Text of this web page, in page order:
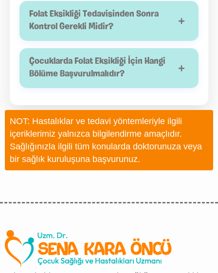
önemlidir.
önerisi doğrultusunda spor yapabilir. Ancak ileri
derecede anemi bulunan çocuklarda tedavi
sürecinde yoğun fiziksel aktivitelerin
sınırlandırılması gerekebilir.
Folat Eksikliği Tedavisinden Sonra
Kontrol Gerekli Midir?
+
Evet. Tedaviye verilen yanıtın değerlendirilmesi ve
folat düzeylerinin normale ulaşıp ulaşmadığının
belirlenmesi için düzenli doktor kontrolleri ve kan
testleri yapılmalıdır.
Çocuklarda Folat Eksikliği İçin Hangi
Bölüme Başvurulmalıdır?
+
değerlendirilmelidir. Gerekli durumlarda çocuk
hematolojisi veya çocuk gastroenterolojisi
uzmanına yönlendirme yapılarak ileri inceleme ve
tedavi planlanabilir.
NOT: Hastalıklar ve tedavi yöntemleriyle ilgili
içeriklerimiz yalnızca bilgilendirme amaçlıdır.
Sağlığınızla ilgili tüm konularda doktorunuza veya
bir sağlık kuruluşuna başvurunuz.